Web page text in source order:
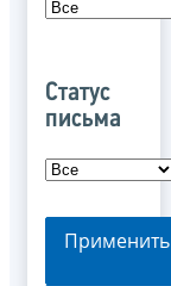
Статус
письма
Применить